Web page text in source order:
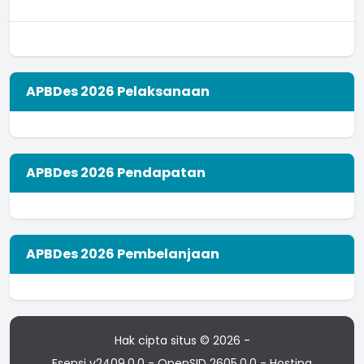
APBDes 2026 Pelaksanaan
APBDes 2026 Pendapatan
APBDes 2026 Pembelanjaan
Hak cipta situs © 2026 -